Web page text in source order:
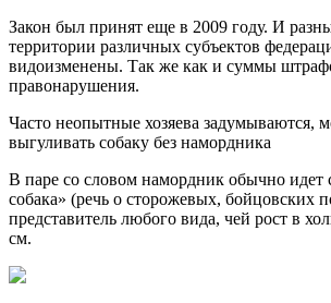
Закон был принят еще в 2009 году. И
территории различных субъектов
видоизменены. Так же как и суммы
правонарушения.
Часто неопытные хозяева задумываются,
выгуливать собаку без намордника
В паре со словом намордник обычно идет
собака» (речь о сторожевых, бойцовских
представитель любого вида, чей рост в
см.